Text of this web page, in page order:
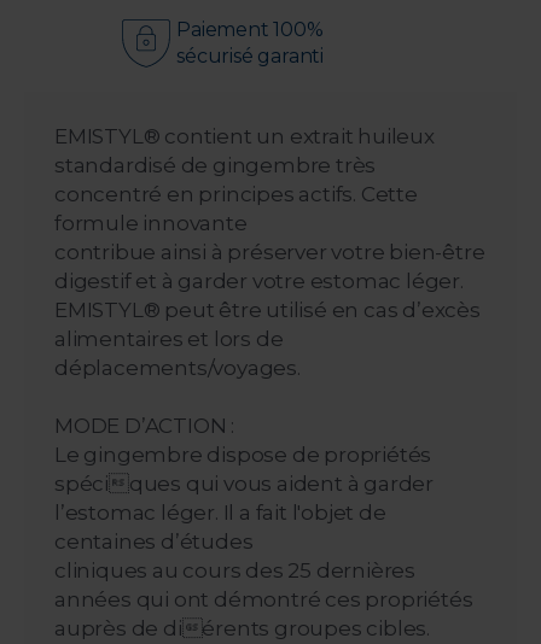
Paiement 100%
sécurisé garanti
EMISTYL® contient un extrait huileux
standardisé de gingembre très
concentré en principes actifs. Cette
formule innovante
contribue ainsi à préserver votre bien-être
digestif et à garder votre estomac léger.
EMISTYL® peut être utilisé en cas d’excès
alimentaires et lors de
déplacements/voyages.
MODE D’ACTION :
Le gingembre dispose de propriétés
spéciques qui vous aident à garder
l’estomac léger. Il a fait l'objet de
centaines d’études
cliniques au cours des 25 dernières
années qui ont démontré ces propriétés
auprès de diérents groupes cibles.